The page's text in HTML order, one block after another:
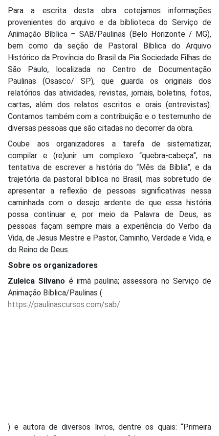
Para a escrita desta obra cotejamos informações
provenientes do arquivo e da biblioteca do Serviço de
Animação Bíblica – SAB/Paulinas (Belo Horizonte / MG),
bem como da seção de Pastoral Bíblica do Arquivo
Histórico da Província do Brasil da Pia Sociedade Filhas de
São Paulo, localizada no Centro de Documentação
Paulinas (Osasco/ SP), que guarda os originais dos
relatórios das atividades, revistas, jornais, boletins, fotos,
cartas, além dos relatos escritos e orais (entrevistas).
Contamos também com a contribuição e o testemunho de
diversas pessoas que são citadas no decorrer da obra.
Coube aos organizadores a tarefa de sistematizar,
compilar e (re)unir um complexo “quebra-cabeça”, na
tentativa de escrever a história do “Mês da Bíblia”, e da
trajetória da pastoral bíblica no Brasil, mas sobretudo de
apresentar a reflexão de pessoas significativas nessa
caminhada com o desejo ardente de que essa história
possa continuar e, por meio da Palavra de Deus, as
pessoas façam sempre mais a experiência do Verbo da
Vida, de Jesus Mestre e Pastor, Caminho, Verdade e Vida, e
do Reino de Deus.
Sobre os organizadores
Zuleica Silvano é irmã paulina; assessora no Serviço de
Animação Bíblica/Paulinas (
https://paulinascursos.com/sab/
) e autora de diversos livros, dentre os quais: “Primeira